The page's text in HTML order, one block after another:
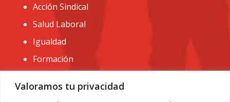
Valoramos tu privacidad
Acción Sindical
Salud Laboral
Igualdad
Formación
CONTACTO:
administracion@usomurcia.org